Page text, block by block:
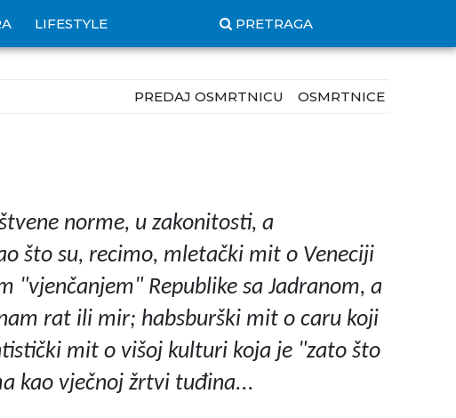
LIFESTYLE PRETRAGA
PREDAJ OSMRTNICU OSMRTNICE
norme, u zakonitosti, a
što su, recimo, mletački mit o Veneciji
"vjenčanjem" Republike sa Jadranom, a
rat ili mir; habsburški mit o caru koji
mit o višoj kulturi koja je "zato što
kao vječnoj žrtvi tuđina...